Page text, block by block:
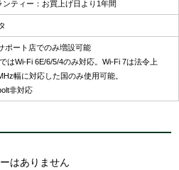
ンティー：お買上げ日より1年間
ポート店でのみ増設可能
はWi-Fi 6E/6/5/4のみ対応。Wi-Fi 7は法令上
幅に対応した国のみ使用可能。
非対応
はありません